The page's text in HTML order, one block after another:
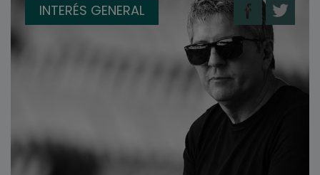
INTERÉS GENERAL